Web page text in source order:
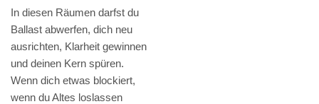
In diesen Räumen darfst du
Ballast abwerfen, dich neu
ausrichten, Klarheit gewinnen
und deinen Kern spüren.
Wenn dich etwas blockiert,
wenn du Altes loslassen